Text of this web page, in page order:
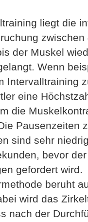
liegt die
der Muskel
Wenn
Intervalltraining
eine
die
Pausenzeiten
sind sehr
bevor
gefordert wird.
beruht
wird das
nach der